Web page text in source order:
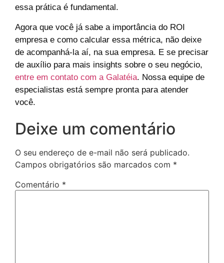
essa prática é fundamental.
Agora que você já sabe a importância do ROI
empresa e como calcular essa métrica, não deixe
de acompanhá-la aí, na sua empresa. E se precisar
de auxílio para mais insights sobre o seu negócio,
entre em contato com a Galatéia. Nossa equipe de
especialistas está sempre pronta para atender
você.
Deixe um comentário
O seu endereço de e-mail não será publicado.
Campos obrigatórios são marcados com *
Comentário *